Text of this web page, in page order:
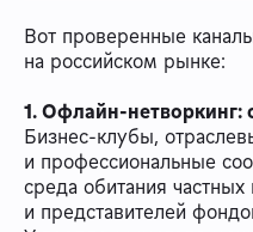
Вот проверенные
на российском рынке:
1. Офлайн-нетворкинг:
Бизнес-клубы,
и профессиональные
среда обитания частных
и представителей